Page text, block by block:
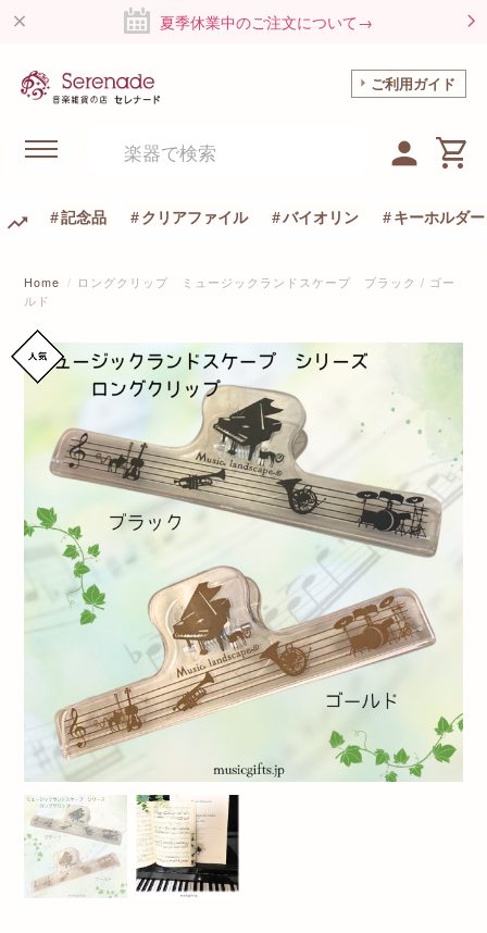
夏季休業中のご注文について→
ご利用ガイド
記念品 クリアファイル バイオリン キーホルダー
Home
ロングクリップ ミュージックランドスケープ ブラック / ゴー
ルド